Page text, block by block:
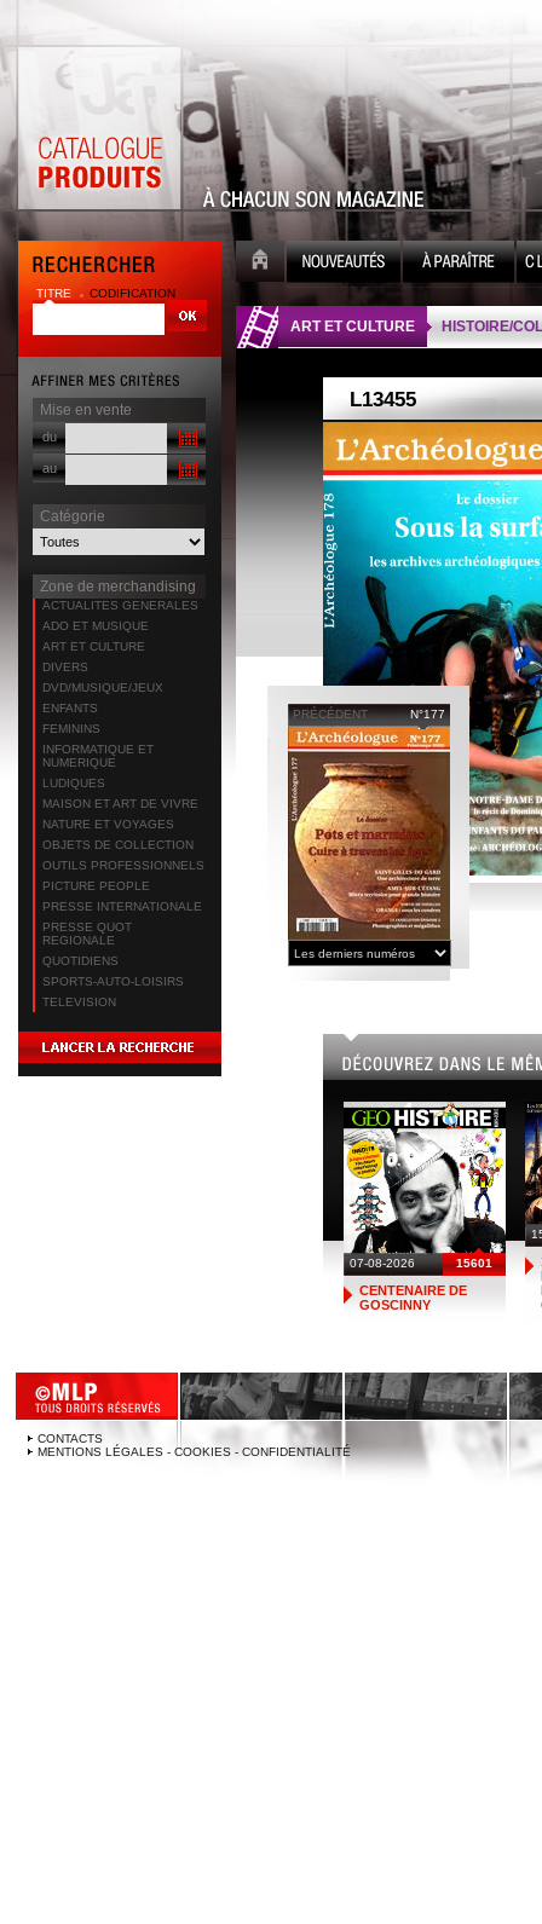
TITRE CODIFICATION
Mise en vente
du
au
Catégorie
Zone de merchandising
ACTUALITES GENERALES
ADO ET MUSIQUE
ART ET CULTURE
DIVERS
DVD/MUSIQUE/JEUX
ENFANTS
FEMININS
INFORMATIQUE ET
NUMERIQUE
LUDIQUES
MAISON ET ART DE VIVRE
NATURE ET VOYAGES
OBJETS DE COLLECTION
OUTILS PROFESSIONNELS
PICTURE PEOPLE
PRESSE INTERNATIONALE
PRESSE QUOT
REGIONALE
QUOTIDIENS
SPORTS-AUTO-LOISIRS
TELEVISION
ART ET CULTURE HISTOIRE/
PRÉCÉDENT N°177
07-08-2026 15601
CENTENAIRE DE
GOSCINNY
CONTACTS
MENTIONS LÉGALES - COOKIES - CONFIDENTIALITÉ